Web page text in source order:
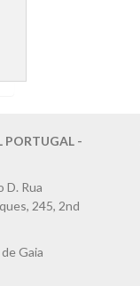
PORTUGAL -
D. Rua
245, 2nd
Gaia